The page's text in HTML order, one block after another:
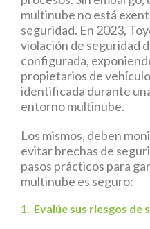
multinube no está
seguridad. En 2023,
violación de seguridad
configurada,
propietarios de
identificada durante
entorno multinube.
Los mismos, deben
evitar brechas de
pasos prácticos para
multinube es seguro:
1. Evalúe sus riesgos de